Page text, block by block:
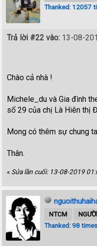
Thanked: 12057
Trả lời #22 vào: 13-08-
Chào cả nhà !
Michele_du và Gia đình
số 29 của chị Là Hiên thị
Mong có thêm sự chung
Thân.
« Sửa lần cuối: 13-08-2019
NTCM
Thanked: 98 times